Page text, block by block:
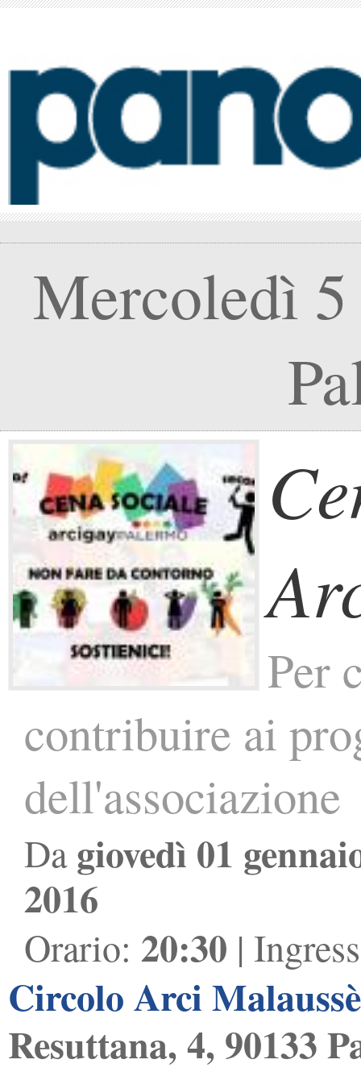
Mercoledì
Per
contribuire ai
dell'associazione
Dagiovedì 01
2016
Orario: 20:30 |
Circolo Arci
Resuttana, 4, 90133